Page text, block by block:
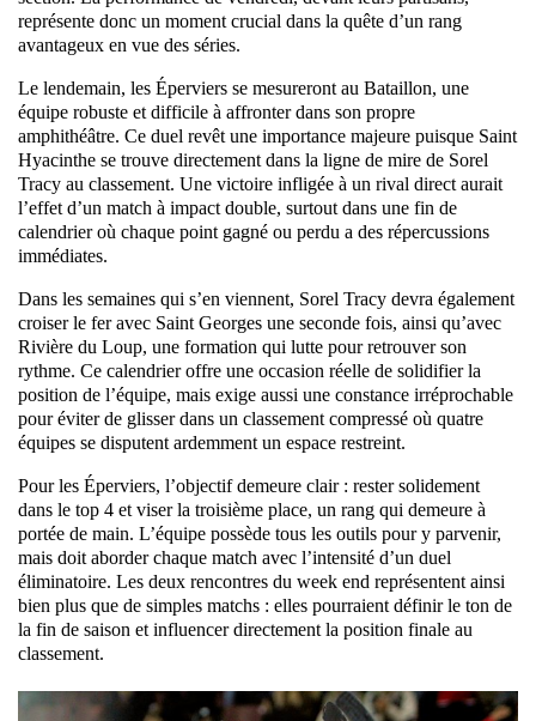
représente donc un moment crucial dans la quête d’un rang
avantageux en vue des séries.
Le lendemain, les Éperviers se mesureront au Bataillon, une
équipe robuste et difficile à affronter dans son propre
amphithéâtre. Ce duel revêt une importance majeure puisque Saint
Hyacinthe se trouve directement dans la ligne de mire de Sorel
Tracy au classement. Une victoire infligée à un rival direct aurait
l’effet d’un match à impact double, surtout dans une fin de
calendrier où chaque point gagné ou perdu a des répercussions
immédiates.
Dans les semaines qui s’en viennent, Sorel Tracy devra également
croiser le fer avec Saint Georges une seconde fois, ainsi qu’avec
Rivière du Loup, une formation qui lutte pour retrouver son
rythme. Ce calendrier offre une occasion réelle de solidifier la
position de l’équipe, mais exige aussi une constance irréprochable
pour éviter de glisser dans un classement compressé où quatre
équipes se disputent ardemment un espace restreint.
Pour les Éperviers, l’objectif demeure clair : rester solidement
dans le top 4 et viser la troisième place, un rang qui demeure à
portée de main. L’équipe possède tous les outils pour y parvenir,
mais doit aborder chaque match avec l’intensité d’un duel
éliminatoire. Les deux rencontres du week end représentent ainsi
bien plus que de simples matchs : elles pourraient définir le ton de
la fin de saison et influencer directement la position finale au
classement.